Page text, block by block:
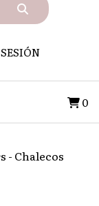
0
- Chalecos